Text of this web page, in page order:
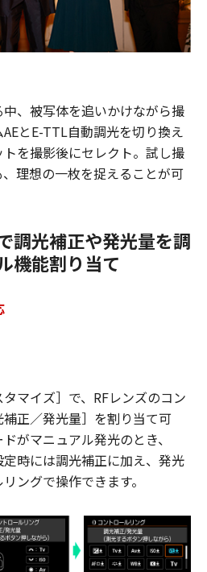
、被写体を追いかけながら撮
とE-TTL自動調光を切り換え
を撮影後にセレクト。試し撮
理想の一枚を捉えることが可
調光補正や発光量を調
機能割り当て
マイズ］で、RFレンズのコン
正／発光量］を割り当て可
がマニュアル発光のとき、
定時には調光補正に加え、発光
ングで操作できます。